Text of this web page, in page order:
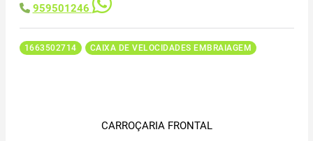
959501246
1663502714 CAIXA DE VELOCIDADES EMBRAIAGEM
CARROÇARIA FRONTAL